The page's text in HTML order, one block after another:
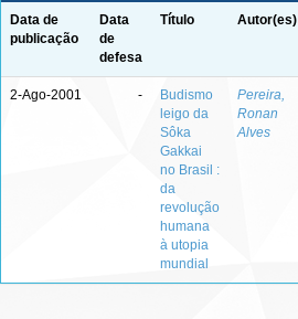
Data de
publicação
Data
de
defesa
Título Autor(es)
2-Ago-2001 -
Budismo
leigo da
Sôka
Gakkai
no Brasil :
da
revolução
humana
à utopia
mundial
Pereira,
Ronan
Alves